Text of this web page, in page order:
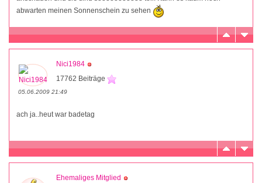
abwarten meinen Sonnenschein zu sehen
Nici1984
17762 Beiträge
05.06.2009 21:49
ach ja..heut war badetag
Ehemaliges Mitglied